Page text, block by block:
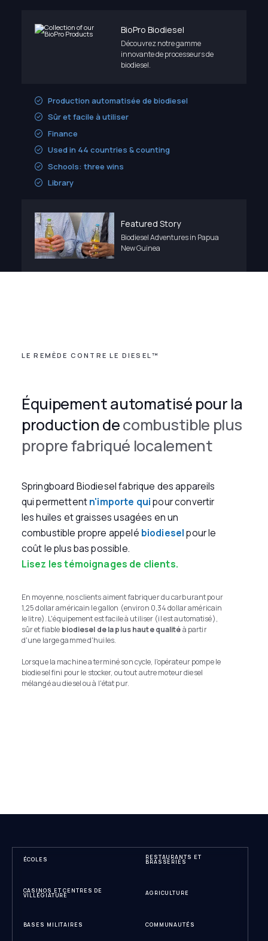
BioPro Biodiesel
Découvrez notre gamme
innovante de processeurs de
biodiesel.
Production automatisée de biodiesel
Sûr et facile à utiliser
Finance
Used in 44 countries & counting
Schools: three wins
Library
Featured Story
Biodiesel Adventures in Papua
New Guinea
LE REMÈDE CONTRE LE DIESEL™
Équipement automatisé pour la
production decombustible plus
propre fabriqué localement
Springboard Biodiesel fabrique des appareils
qui permettentn'importe quipour convertir
les huiles et graisses usagées en un
combustible propre appelé biodieselpour le
coût le plus bas possible.
Lisez les témoignages de clients.
En moyenne, nos clients aiment fabriquer du carburant pour
1,25 dollar américain le gallon (environ 0,34 dollar américain
le litre). L'équipement est facile à utiliser (il est automatisé),
sûr et fiable biodiesel de la plus haute qualitéà partir
d'une large gamme d'huiles.
Lorsque la machine a terminé son cycle, l'opérateur pompe le
biodiesel fini pour le stocker, ou tout autre moteur diesel
mélangé au diesel ou à l'état pur.
ÉCOLES RESTAURANTS ET
BRASSERIES
CASINOS ET CENTRES DE
VILLÉGIATURE AGRICULTURE
BASES MILITAIRES COMMUNAUTÉS